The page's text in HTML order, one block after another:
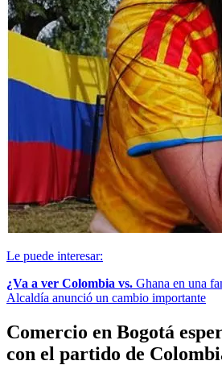
Le puede interesar:
¿Va a ver Colombia vs. Ghana en una
Alcaldía anunció un cambio importante
Comercio en Bogotá
con el partido de